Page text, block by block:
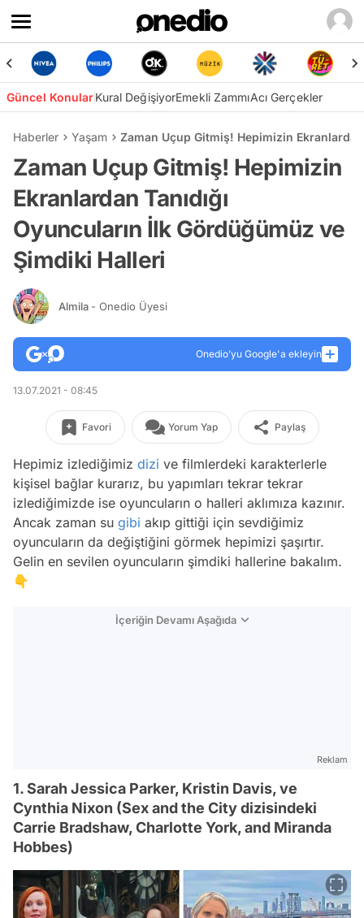
Güncel KonularKural DeğişiyorEmekli ZammıAcı Gerçekler
Haberler Yaşam Zaman Uçup Gitmiş! Hepimizin
Zaman Uçup Gitmiş! Hepimizin
Ekranlardan Tanıdığı
Oyuncuların İlk Gördüğümüz ve
Şimdiki Halleri
Almila - Onedio Üyesi
Onedio’yu Google'a ekleyin
13.07.2021 - 08:45
Favori Yorum Yap Paylaş
Hepimiz izlediğimiz dizi ve filmlerdeki karakterlerle
kişisel bağlar kurarız, bu yapımları tekrar tekrar
izlediğimizde ise oyuncuların o halleri aklımıza kazınır.
Ancak zaman su gibi akıp gittiği için sevdiğimiz
oyuncuların da değiştiğini görmek hepimizi şaşırtır.
Gelin en sevilen oyuncuların şimdiki hallerine bakalım.
👇
İçeriğin Devamı Aşağıda
Reklam
1. Sarah Jessica Parker, Kristin Davis, ve
Cynthia Nixon (Sex and the City dizisindeki
Carrie Bradshaw, Charlotte York, and Miranda
Hobbes)